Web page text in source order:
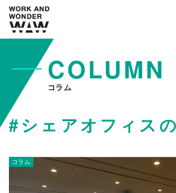
COLUMN
コラム
#シェアオフィス
コラム